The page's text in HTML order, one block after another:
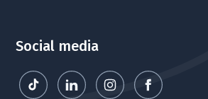
Social media